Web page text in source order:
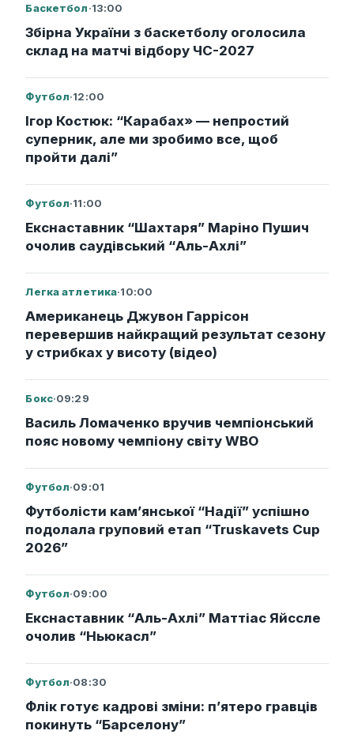
Баскетбол·13:00
Збірна України з баскетболу оголосила
склад на матчі відбору ЧС-2027
Футбол·12:00
Ігор Костюк: “Карабах» — непростий
суперник, але ми зробимо все, щоб
пройти далі”
Футбол·11:00
Екснаставник “Шахтаря” Маріно Пушич
очолив саудівський “Аль-Ахлі”
Легка атлетика·10:00
Американець Джувон Гаррісон
перевершив найкращий результат сезону
у стрибках у висоту (відео)
Бокс·09:29
Василь Ломаченко вручив чемпіонський
пояс новому чемпіону світу WBO
Футбол·09:01
Футболісти кам’янської “Надії” успішно
подолала груповий етап “Truskavets Cup
2026”
Футбол·09:00
Екснаставник “Аль-Ахлі” Маттіас Яйссле
очолив “Ньюкасл”
Футбол·08:30
Флік готує кадрові зміни: п’ятеро гравців
покинуть “Барселону”